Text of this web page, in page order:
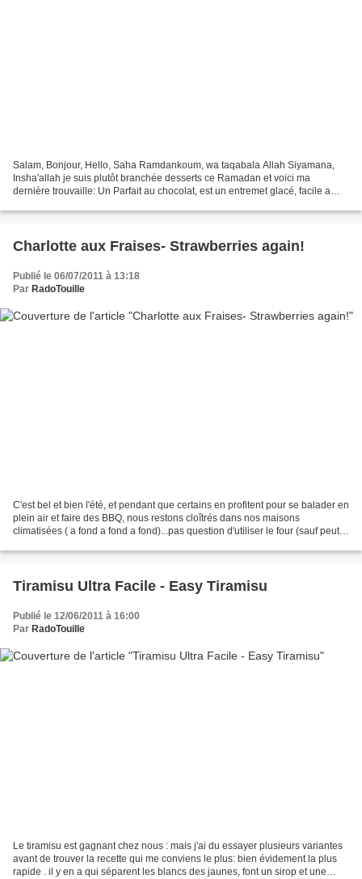
Salam, Bonjour, Hello, Saha Ramdankoum, wa taqabala Allah Siyamana,
Insha'allah je suis plutôt branchée desserts ce Ramadan et voici ma
dernière trouvaille: Un Parfait au chocolat, est un entremet glacé, facile a
Charlotte aux Fraises- Strawberries again!
Publié le 06/07/2011 à 13:18
Par RadoTouille
C'est bel et bien l'été, et pendant que certains en profitent pour se balader en
plein air et faire des BBQ, nous restons cloîtrés dans nos maisons
climatisées ( a fond a fond a fond)...pas question d'utiliser le four (sauf peut
Tiramisu Ultra Facile - Easy Tiramisu
Publié le 12/06/2011 à 16:00
Par RadoTouille
Le tiramisu est gagnant chez nous : mais j'ai du essayer plusieurs variantes
avant de trouver la recette qui me conviens le plus: bien évidement la plus
rapide . il y en a qui séparent les blancs des jaunes, font un sirop et une